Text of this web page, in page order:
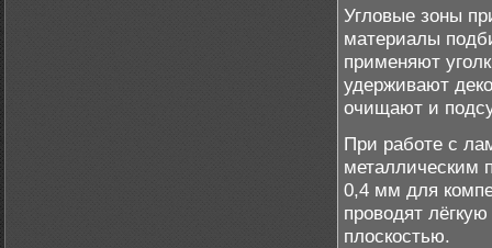
Угловые зоны
материалы
применяют
удерживают
очищают и
При работе с
металлическим
0,4 мм для
проводят
плоскостью.